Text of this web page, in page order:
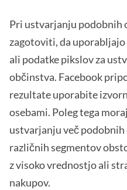
Pri ustvarjanju podobnih
zagotoviti, da
ali podatke pikslov za
občinstva. Facebook
rezultate uporabite
osebami. Poleg tega
ustvarjanju več
različnih segmentov
z visoko vrednostjo ali
nakupov.